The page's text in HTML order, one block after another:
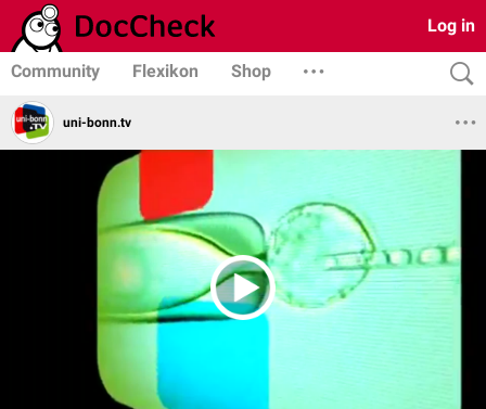
Log in
Community Flexikon Shop
uni-bonn.tv